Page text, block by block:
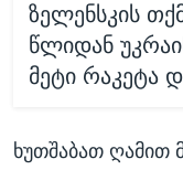
ზელენსკის
წლიდან
მეტი რაკეტა
ხუთშაბათ ღამით